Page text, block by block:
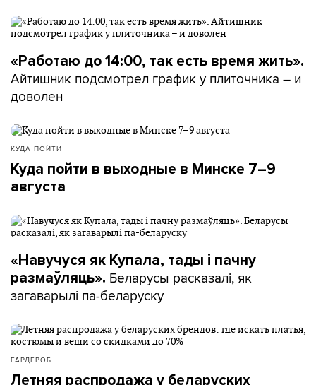
«Работаю до 14:00, так есть время жить».
Айтишник подсмотрел график у плиточника – и
доволен
КУДА ПОЙТИ
Куда пойти в выходные в Минске 7–9
августа
«Навучуся як Купала, тады і пачну
размаўляць». Беларусы расказалі, як
загаварылі па-беларуску
ГАРДЕРОБ
Летняя распродажа у беларуских